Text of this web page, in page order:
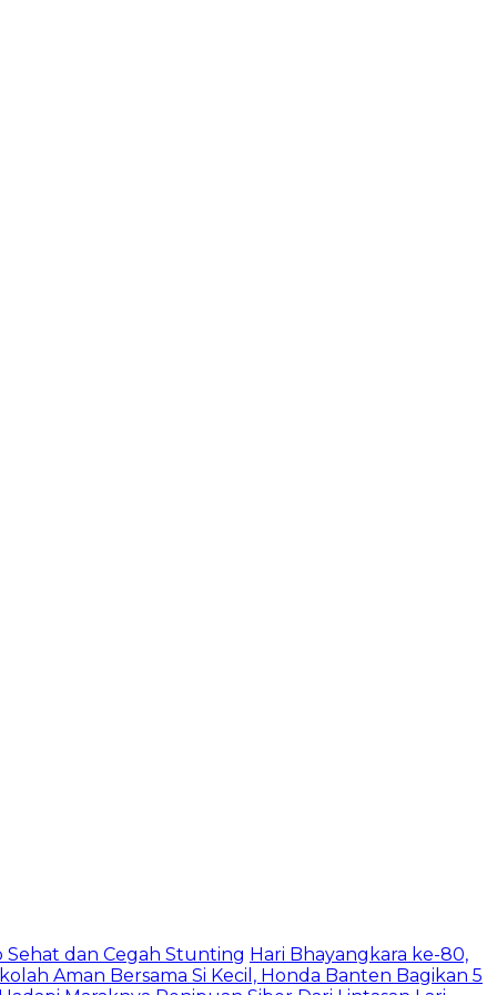
Sehat dan Cegah Stunting Hari Bhayangkara ke-80,
Aman Bersama Si Kecil, Honda Banten Bagikan 5